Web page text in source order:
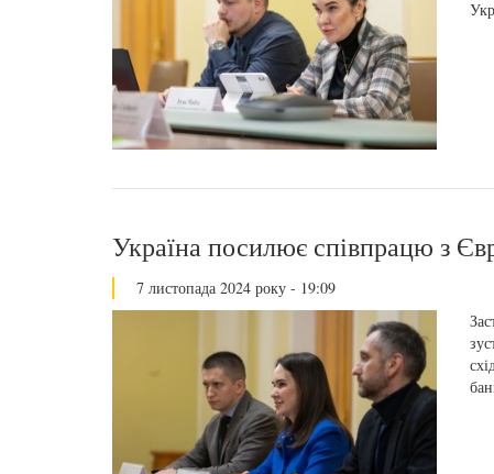
Україна посилює співпрацю з
7 листопада 2024 року - 19:09